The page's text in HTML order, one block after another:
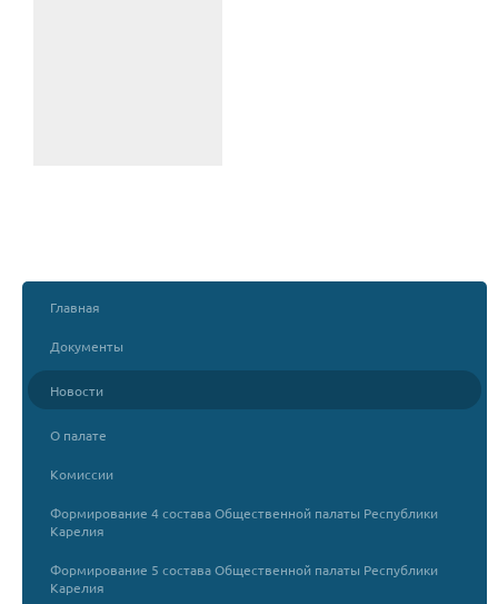
Главная
Документы
Новости
О палате
Комиссии
Формирование 4 состава Общественной палаты Республики
Карелия
Формирование 5 состава Общественной палаты Республики
Карелия